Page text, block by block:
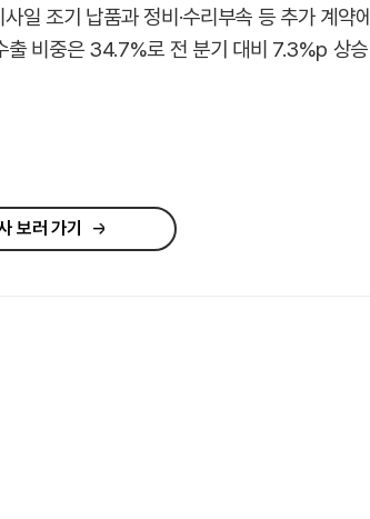
일 조기 납품과 정비·수리부속 등 추가 계약에
출 비중은 34.7%로 전 분기 대비 7.3%p 상승
보러 가기